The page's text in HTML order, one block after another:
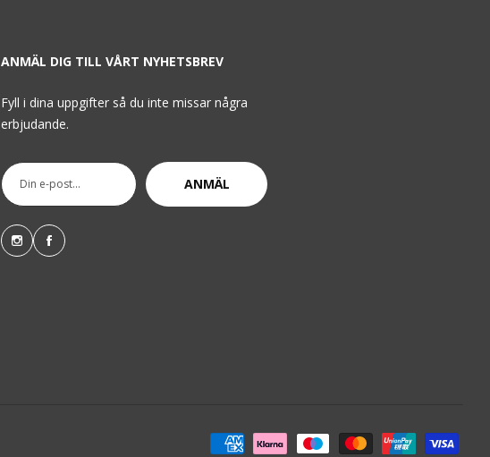
ANMÄL DIG TILL VÅRT NYHETSBREV
Fyll i dina uppgifter så du inte missar några
erbjudande.
ANMÄL